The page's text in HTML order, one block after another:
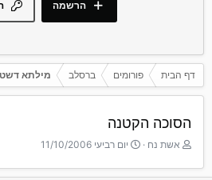
הרשמה
דף הבית פורומים ברסלב מילתא
הסוכה הקטנה
T
r
אשת נח
ת
ר
יום רביעי 11/10/2006